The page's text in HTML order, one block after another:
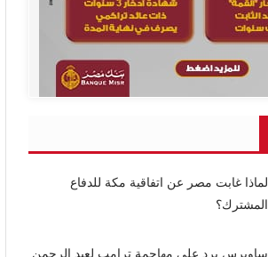
لماذا غابت مصر عن اتفاقية مكة للدفاع
المشترك؟
ساويرس يرد على مهاجمة ترامب لعبد الرحمن